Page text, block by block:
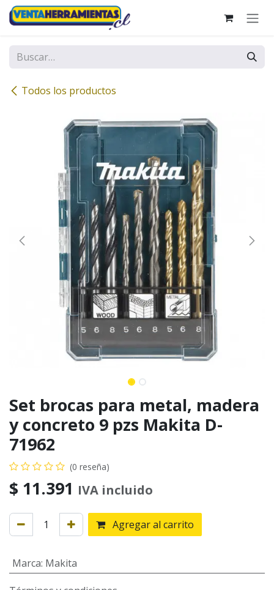
Ir al contenido
Todos los productos
Set brocas para metal, madera
y concreto 9 pzs Makita D-
71962
(0 reseña)
$ 11.391 IVA incluido
Agregar al carrito
Marca: Makita